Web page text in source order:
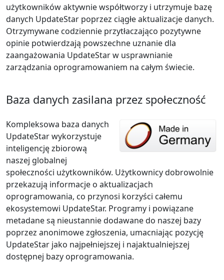
użytkowników aktywnie współtworzy i utrzymuje bazę
danych UpdateStar poprzez ciągłe aktualizacje danych.
Otrzymywane codziennie przytłaczająco pozytywne
opinie potwierdzają powszechne uznanie dla
zaangażowania UpdateStar w usprawnianie
zarządzania oprogramowaniem na całym świecie.
Baza danych zasilana przez społeczność
Kompleksowa baza danych
UpdateStar wykorzystuje
inteligencję zbiorową
naszej globalnej
społeczności użytkowników. Użytkownicy dobrowolnie
przekazują informacje o aktualizacjach
oprogramowania, co przynosi korzyści całemu
ekosystemowi UpdateStar. Programy i powiązane
metadane są nieustannie dodawane do naszej bazy
poprzez anonimowe zgłoszenia, umacniając pozycję
UpdateStar jako najpełniejszej i najaktualniejszej
dostępnej bazy oprogramowania.